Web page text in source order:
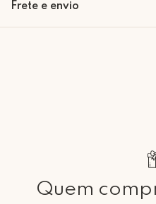
Frete e envio
Quem